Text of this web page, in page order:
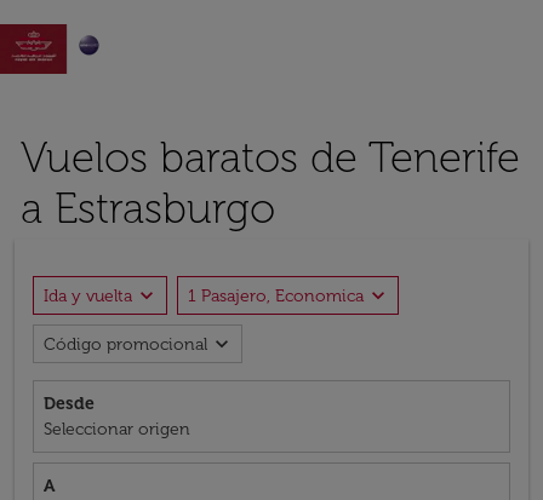

Vuelos baratos de Tenerife
a Estrasburgo
Ida y vuelta expand_more 1 Pasajero, Economica expand_more
Código promocional expand_more
Desde
Seleccionar origen
A